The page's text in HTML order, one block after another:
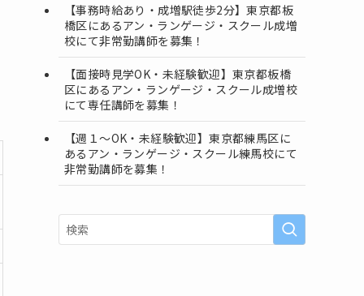
【事務時給あり・成増駅徒歩2分】東京都板
橋区にあるアン・ランゲージ・スクール成増
校にて非常勤講師を募集！
【面接時見学OK・未経験歓迎】東京都板橋
区にあるアン・ランゲージ・スクール成増校
にて専任講師を募集！
【週１〜OK・未経験歓迎】東京都練馬区に
あるアン・ランゲージ・スクール練馬校にて
非常勤講師を募集！